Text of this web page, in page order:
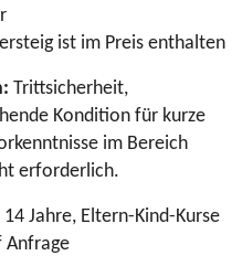
ist im Preis enthalten
Trittsicherheit,
Kondition für kurze
im Bereich
erforderlich.
14 Jahre, Eltern-Kind-Kurse
Anfrage